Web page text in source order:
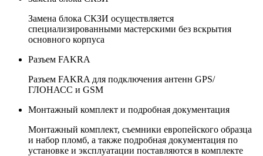
Замена блока СКЗИ осуществляется
специализированными мастерскими без вскрытия
основного корпуса
Разъем FAKRA
Разъем FAKRA для подключения антенн GPS/
ГЛОНАСС и GSM
Монтажный комплект и подробная документация
Монтажный комплект, съемники европейского образца
и набор пломб, а также подробная документация по
установке и эксплуатации поставляются в комплекте